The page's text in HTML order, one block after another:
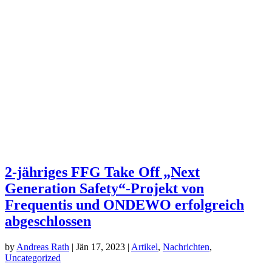
2-jähriges FFG Take Off „Next
Generation Safety“-Projekt von
Frequentis und ONDEWO erfolgreich
abgeschlossen
by Andreas Rath | Jän 17, 2023 | Artikel, Nachrichten,
Uncategorized